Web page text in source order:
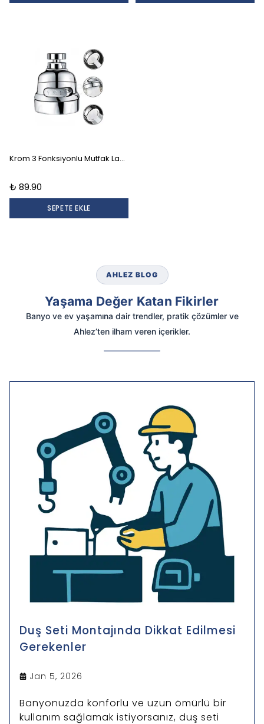
Krom 3 Fonksiyonlu Mutfak Lavabo Başlığı 360 Derece Döner Musluk Ucu Su Tasarruflu
₺ 89.90
SEPETE EKLE
AHLEZ BLOG
Yaşama Değer Katan Fikirler
Banyo ve ev yaşamına dair trendler, pratik çözümler ve
Ahlez’ten ilham veren içerikler.
Duş Seti Montajında Dikkat Edilmesi
Gerekenler
Jan 5, 2026
Banyonuzda konforlu ve uzun ömürlü bir
kullanım sağlamak istiyorsanız, duş seti